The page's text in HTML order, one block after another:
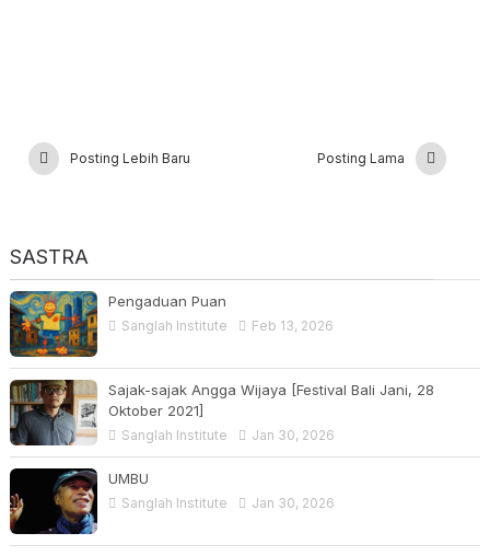
Posting Lebih Baru Posting Lama
SASTRA
Pengaduan Puan
Sanglah Institute Feb 13, 2026
Sajak-sajak Angga Wijaya [Festival Bali Jani, 28
Oktober 2021]
Sanglah Institute Jan 30, 2026
UMBU
Sanglah Institute Jan 30, 2026